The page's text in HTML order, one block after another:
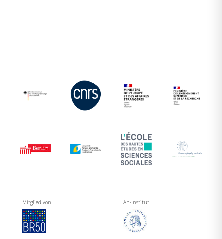
Mitglied von An-Institut